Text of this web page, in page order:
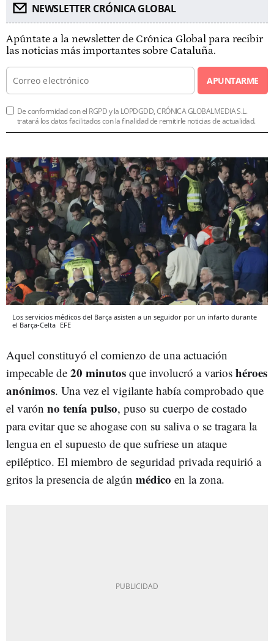
NEWSLETTER CRÓNICA GLOBAL
Apúntate a la newsletter de Crónica Global para recibir
las noticias más importantes sobre Cataluña.
APUNTARME
De conformidad con el RGPD y la LOPDGDD, CRÓNICA GLOBALMEDIA S.L.
tratará los datos facilitados con la finalidad de remitirle noticias de actualidad.
Los servicios médicos del Barça asisten a un seguidor por un infarto durante
el Barça-Celta EFE
Aquel constituyó el comienzo de una actuación
impecable de 20 minutos que involucró a varios héroes
anónimos. Una vez el vigilante había comprobado que
el varón no tenía pulso, puso su cuerpo de costado
para evitar que se ahogase con su saliva o se tragara la
lengua en el supuesto de que sufriese un ataque
epiléptico. El miembro de seguridad privada requirió a
gritos la presencia de algún médico en la zona.